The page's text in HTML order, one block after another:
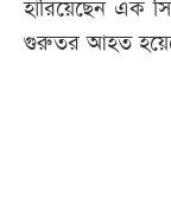
ছবি
হারিয়েছেন এক
গুরুতর আহত